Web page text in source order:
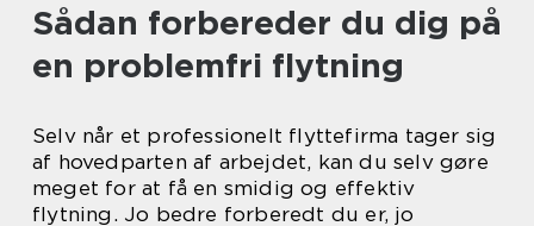
Sådan forbereder du dig på
en problemfri flytning
Selv når et professionelt flyttefirma tager sig
af hovedparten af arbejdet, kan du selv gøre
meget for at få en smidig og effektiv
flytning. Jo bedre forberedt du er, jo